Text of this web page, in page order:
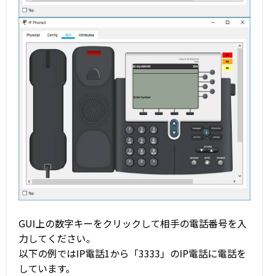
GUI上の数字キーをクリックして相手の電話番号を入
力してください。
以下の例ではIP電話1から「3333」のIP電話に電話を
しています。